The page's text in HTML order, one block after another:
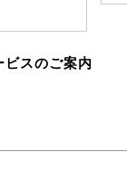
スのご案内